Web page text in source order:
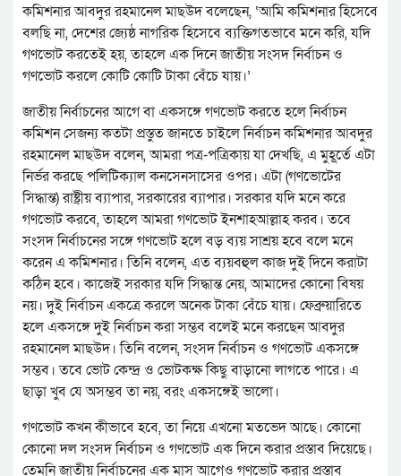
কমিশনার আবদুর রহমানেল মাছউদ বলেছেন, ‘আমি কমিশনার হিসেবে
বলছি না, দেশের জ্যেষ্ঠ নাগরিক হিসেবে ব্যক্তিগতভাবে মনে করি, যদি
গণভোট করতেই হয়, তাহলে এক দিনে জাতীয় সংসদ নির্বাচন ও
গণভোট করলে কোটি কোটি টাকা বেঁচে যায়।’
জাতীয় নির্বাচনের আগে বা একসঙ্গে গণভোট করতে হলে নির্বাচন
কমিশন সেজন্য কতটা প্রস্তুত জানতে চাইলে নির্বাচন কমিশনার আবদুর
রহমানেল মাছউদ বলেন, আমরা পত্র-পত্রিকায় যা দেখছি, এ মুহূর্তে এটা
নির্ভর করছে পলিটিক্যাল কনসেনসাসের ওপর। এটা (গণভোটের
সিদ্ধান্ত) রাষ্ট্রীয় ব্যাপার, সরকারের ব্যাপার। সরকার যদি মনে করে
গণভোট করবে, তাহলে আমরা গণভোট ইনশাহআল্লাহ করব। তবে
সংসদ নির্বাচনের সঙ্গে গণভোট হলে বড় ব্যয় সাশ্রয় হবে বলে মনে
করেন এ কমিশনার। তিনি বলেন, এত ব্যয়বহুল কাজ দুই দিনে করাটা
কঠিন হবে। কাজেই সরকার যদি সিদ্ধান্ত নেয়, আমাদের কোনো বিষয়
নয়। দুই নির্বাচন একত্রে করলে অনেক টাকা বেঁচে যায়। ফেব্রুয়ারিতে
হলে একসঙ্গে দুই নির্বাচন করা সম্ভব বলেই মনে করছেন আবদুর
রহমানেল মাছউদ। তিনি বলেন, সংসদ নির্বাচন ও গণভোট একসঙ্গে
সম্ভব। তবে ভোট কেন্দ্র ও ভোটকক্ষ কিছু বাড়ানো লাগতে পারে। এ
ছাড়া খুব যে অসম্ভব তা নয়, বরং একসঙ্গেই ভালো।
গণভোট কখন কীভাবে হবে, তা নিয়ে এখনো মতভেদ আছে। কোনো
কোনো দল সংসদ নির্বাচন ও গণভোট এক দিনে করার প্রস্তাব দিয়েছে।
তেমনি জাতীয় নির্বাচনের এক মাস আগেও গণভোট করার প্রস্তাব